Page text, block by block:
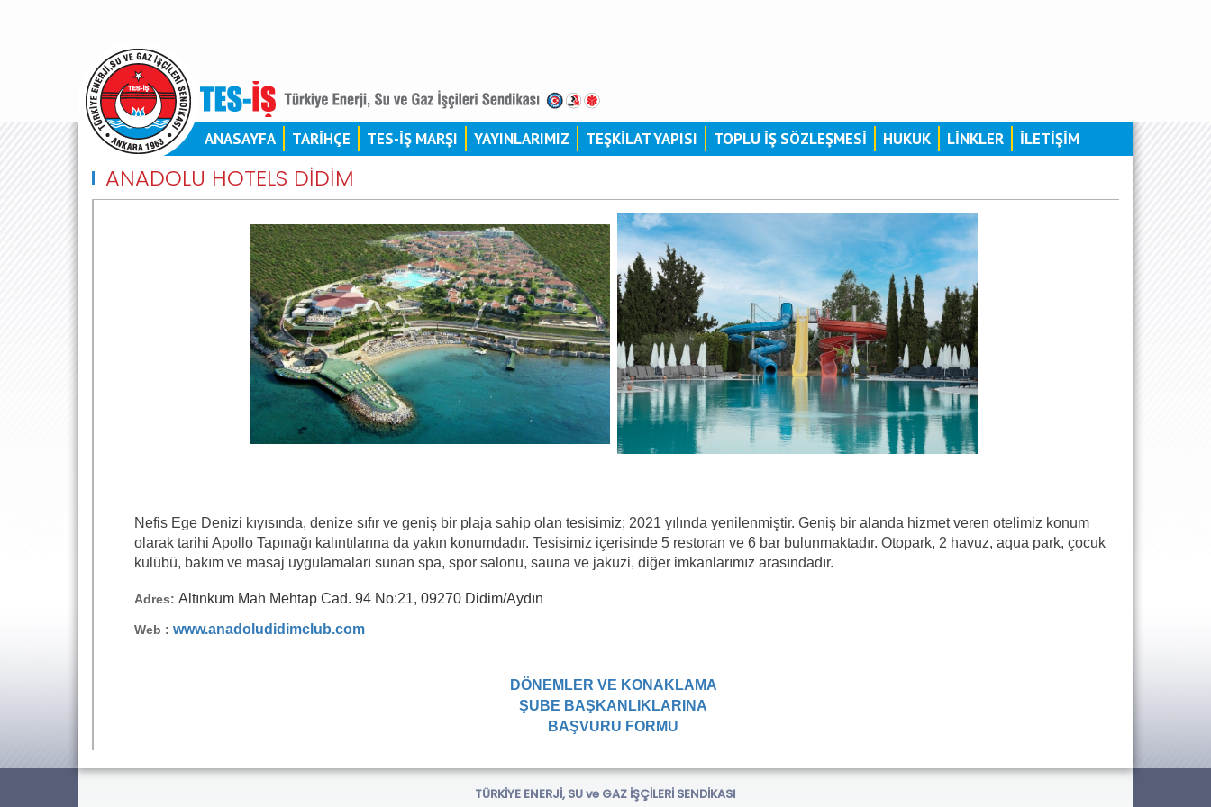
ANASAYFA TARİHÇE TES-İŞ MARŞI YAYINLARIMIZ TEŞKİLAT YAPISI TOPLU İŞ SÖZLEŞMESİ HUKUK LİNKLER İLETİŞİM
ANADOLU HOTELS DİDİM
Nefis Ege Denizi kıyısında, denize sıfır ve geniş bir plaja sahip olan tesisimiz; 2021 yılında yenilenmiştir. Geniş bir alanda hizmet veren otelimiz konum
olarak tarihi Apollo Tapınağı kalıntılarına da yakın konumdadır. Tesisimiz içerisinde 5 restoran ve 6 bar bulunmaktadır. Otopark, 2 havuz, aqua park, çocuk
kulübü, bakım ve masaj uygulamaları sunan spa, spor salonu, sauna ve jakuzi, diğer imkanlarımız arasındadır.
Adres: Altınkum Mah Mehtap Cad. 94 No:21, 09270 Didim/Aydın
Web : www.anadoludidimclub.com
DÖNEMLER VE KONAKLAMA
ŞUBE BAŞKANLIKLARINA
BAŞVURU FORMU
TÜRKİYE ENERJİ, SU ve GAZ İŞÇİLERİ SENDİKASI